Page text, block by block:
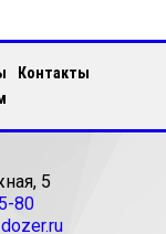
Контакты
5
80